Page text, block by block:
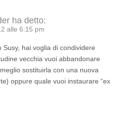
ha detto:
alle 6:15 pm
Susy, hai voglia di condividere
vecchia vuoi abbandonare
sostituirla con una nuova
oppure quale vuoi instaurare “ex